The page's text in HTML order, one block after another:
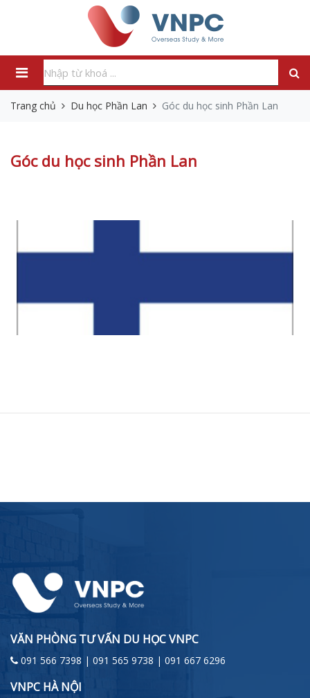
Trang chủ Du học Phần Lan Góc du học sinh Phần Lan
Góc du học sinh Phần Lan
VĂN PHÒNG TƯ VẤN DU HỌC VNPC
091 566 7398 | 091 565 9738 | 091 667 6296
VNPC HÀ NỘI